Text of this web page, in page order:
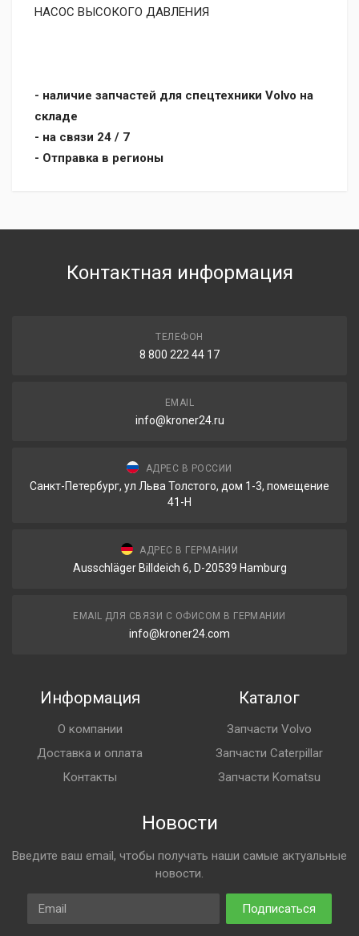
НАСОС ВЫСОКОГО ДАВЛЕНИЯ
- наличие запчастей для спецтехники Volvo на
складе
- на связи 24 / 7
- Отправка в регионы
Контактная информация
ТЕЛЕФОН
8 800 222 44 17
EMAIL
info@kroner24.ru
АДРЕС В РОССИИ
Санкт-Петербург, ул Льва Толстого, дом 1-3, помещение
41-Н
АДРЕС В ГЕРМАНИИ
Ausschläger Billdeich 6, D-20539 Hamburg
EMAIL ДЛЯ СВЯЗИ С ОФИСОМ В ГЕРМАНИИ
info@kroner24.com
Информация
О компании
Доставка и оплата
Контакты
Каталог
Запчасти Volvo
Запчасти Caterpillar
Запчасти Komatsu
Новости
Введите ваш email, чтобы получать наши самые актуальные
новости.
Email
Подписаться